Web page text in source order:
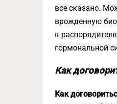
все сказано.
врожденную
к
гормональной
Как
Как